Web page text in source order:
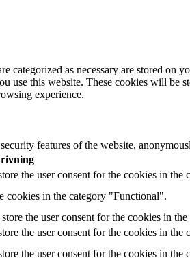
as necessary are stored on
use this website. These cookies will be
experience.
features of the website,
the user consent for the cookies in
cookies in the category "Functional".
the user consent for the cookies in
the user consent for the cookies in the
the user consent for the cookies in the